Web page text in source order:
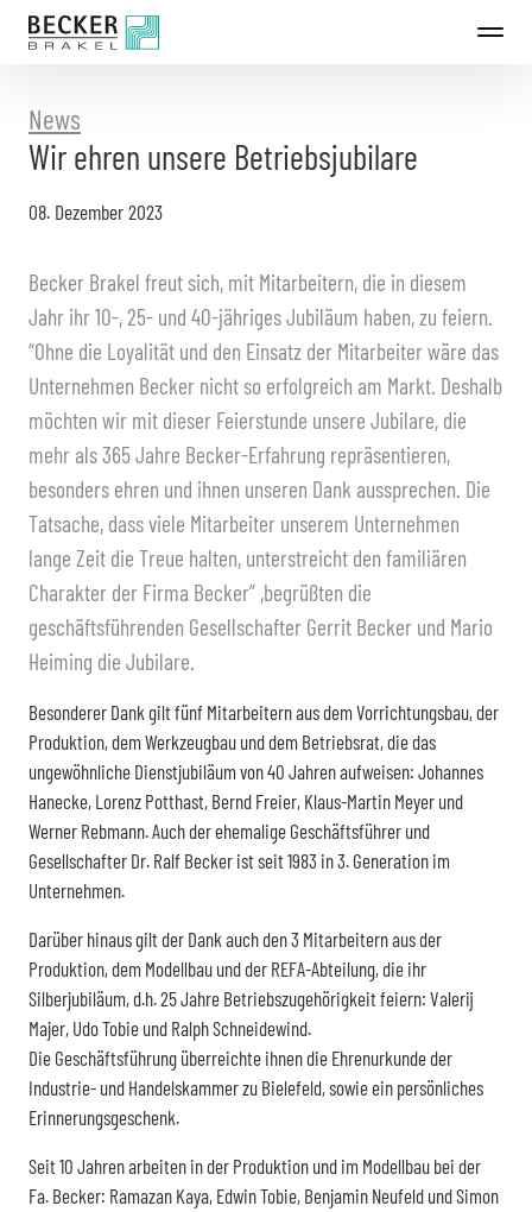
Direkt
News
Wir ehren unsere Betriebsjubilare
08. Dezember 2023
Becker Brakel freut sich, mit Mitarbeitern, die in diesem
Jahr ihr 10-, 25- und 40-jähriges Jubiläum haben, zu feiern.
“Ohne die Loyalität und den Einsatz der Mitarbeiter wäre das
Unternehmen Becker nicht so erfolgreich am Markt. Deshalb
möchten wir mit dieser Feierstunde unsere Jubilare, die
mehr als 365 Jahre Becker-Erfahrung repräsentieren,
besonders ehren und ihnen unseren Dank aussprechen. Die
Tatsache, dass viele Mitarbeiter unserem Unternehmen
lange Zeit die Treue halten, unterstreicht den familiären
Charakter der Firma Becker” ,begrüßten die
geschäftsführenden Gesellschafter Gerrit Becker und Mario
Heiming die Jubilare.
Besonderer Dank gilt fünf Mitarbeitern aus dem Vorrichtungsbau, der
Produktion, dem Werkzeugbau und dem Betriebsrat, die das
ungewöhnliche Dienstjubiläum von 40 Jahren aufweisen: Johannes
Hanecke, Lorenz Potthast, Bernd Freier, Klaus-Martin Meyer und
Werner Rebmann. Auch der ehemalige Geschäftsführer und
Gesellschafter Dr. Ralf Becker ist seit 1983 in 3. Generation im
Unternehmen.
Darüber hinaus gilt der Dank auch den 3 Mitarbeitern aus der
Produktion, dem Modellbau und der REFA-Abteilung, die ihr
Silberjubiläum, d.h. 25 Jahre Betriebszugehörigkeit feiern: Valerij
Majer, Udo Tobie und Ralph Schneidewind.
Die Geschäftsführung überreichte ihnen die Ehrenurkunde der
Industrie- und Handelskammer zu Bielefeld, sowie ein persönliches
Erinnerungsgeschenk.
Seit 10 Jahren arbeiten in der Produktion und im Modellbau bei der
Fa. Becker: Ramazan Kaya, Edwin Tobie, Benjamin Neufeld und Simon